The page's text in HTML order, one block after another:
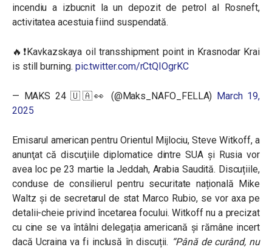
incendiu a izbucnit la un depozit de petrol al Rosneft,
activitatea acestuia fiind suspendată.
🔥❗️Kavkazskaya oil transshipment point in Krasnodar Krai
is still burning. pic.twitter.com/rCtQIOgrKC
— MAKS 24 🇺🇦👀 (@Maks_NAFO_FELLA) March 19,
2025
Emisarul american pentru Orientul Mijlociu, Steve Witkoff, a
anunţat că discuţiile diplomatice dintre SUA şi Rusia vor
avea loc pe 23 martie la Jeddah, Arabia Saudită. Discuțiile,
conduse de consilierul pentru securitate națională Mike
Waltz și de secretarul de stat Marco Rubio, se vor axa pe
detalii-cheie privind încetarea focului. Witkoff nu a precizat
cu cine se va întâlni delegația americană și rămâne incert
dacă Ucraina va fi inclusă în discuții. “Până de curând, nu